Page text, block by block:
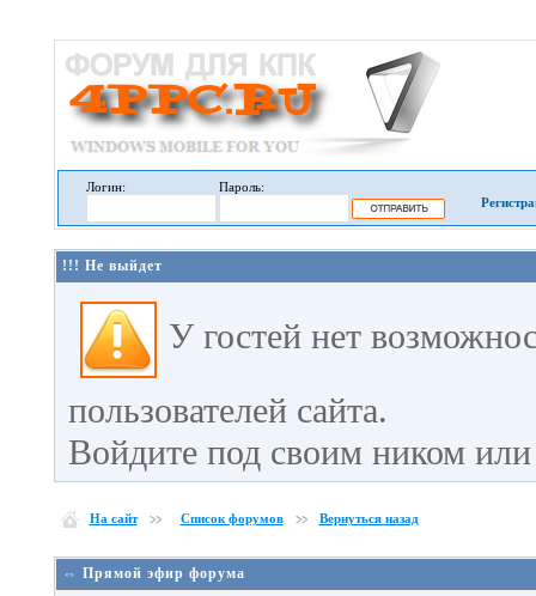
Логин:
Пароль:
!!! Не выйдет
У гостей нет
пользователей сайта.
Войдите под своим ником или
На сайт Список форумов Вернуться назад
⇔ Прямой эфир форума